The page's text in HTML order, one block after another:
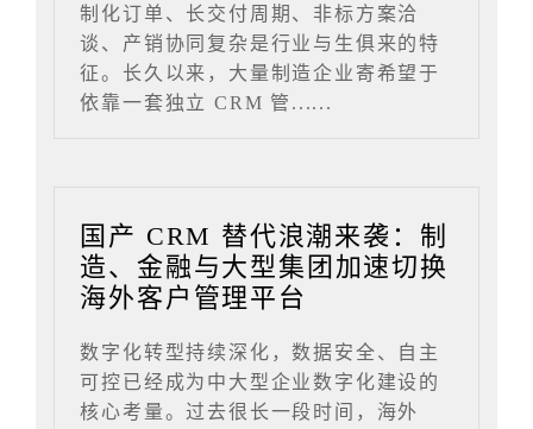
制化订单、长交付周期、非标方案洽
谈、产销协同复杂是行业与生俱来的特
征。长久以来，大量制造企业寄希望于
依靠一套独立 CRM 管......
国产 CRM 替代浪潮来袭：制
造、金融与大型集团加速切换
海外客户管理平台
数字化转型持续深化，数据安全、自主
可控已经成为中大型企业数字化建设的
核心考量。过去很长一段时间，海外